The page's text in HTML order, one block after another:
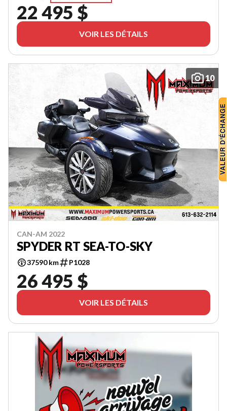
22 495 $
VOIR LES DÉTAILS
10
CAN-AM 2022
SPYDER RT SEA-TO-SKY
37590 km P1028
26 495 $
VOIR LES DÉTAILS